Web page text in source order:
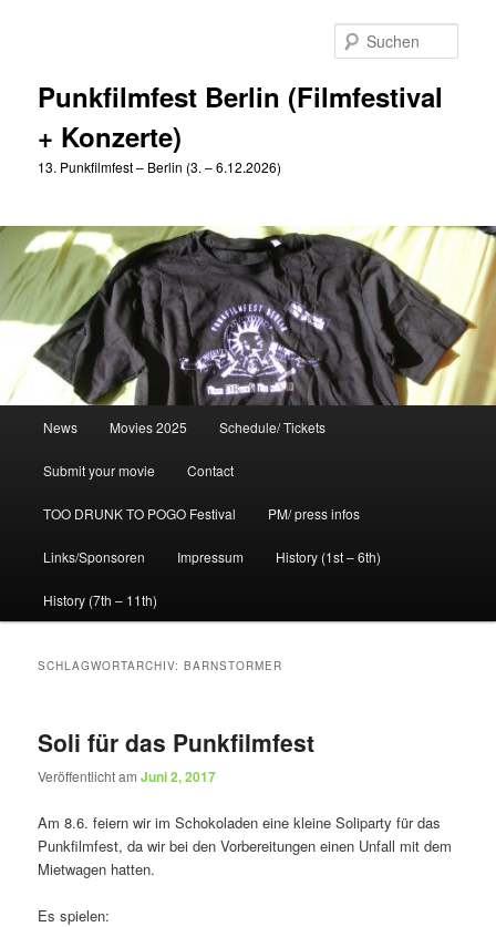
Punkfilmfest Berlin (Filmfestival
+ Konzerte)
13. Punkfilmfest – Berlin (3. – 6.12.2026)
News Movies 2025 Schedule/ Tickets
Submit your movie Contact
TOO DRUNK TO POGO Festival PM/ press infos
Links/Sponsoren Impressum History (1st – 6th)
History (7th – 11th)
SCHLAGWORTARCHIV:BARNSTORMER
Soli für das Punkfilmfest
Veröffentlicht amJuni 2, 2017
Am 8.6. feiern wir im Schokoladen eine kleine Soliparty für das
Punkfilmfest, da wir bei den Vorbereitungen einen Unfall mit dem
Mietwagen hatten.
Es spielen: